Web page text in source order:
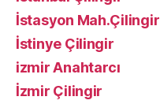
İstasyon Mah.Çilingir
İstinye Çilingir
izmir Anahtarcı
İzmir Çilingir